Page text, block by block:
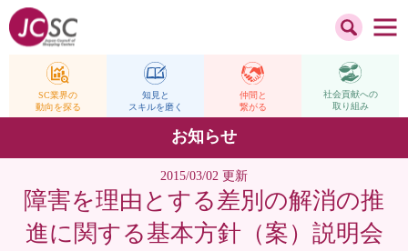
SC業界の
動向を探る
知見と
スキルを磨く
仲間と
繋がる
社会貢献への
取り組み
お知らせ
2015/03/02 更新
障害を理由とする差別の解消の推
進に関する基本方針（案）説明会